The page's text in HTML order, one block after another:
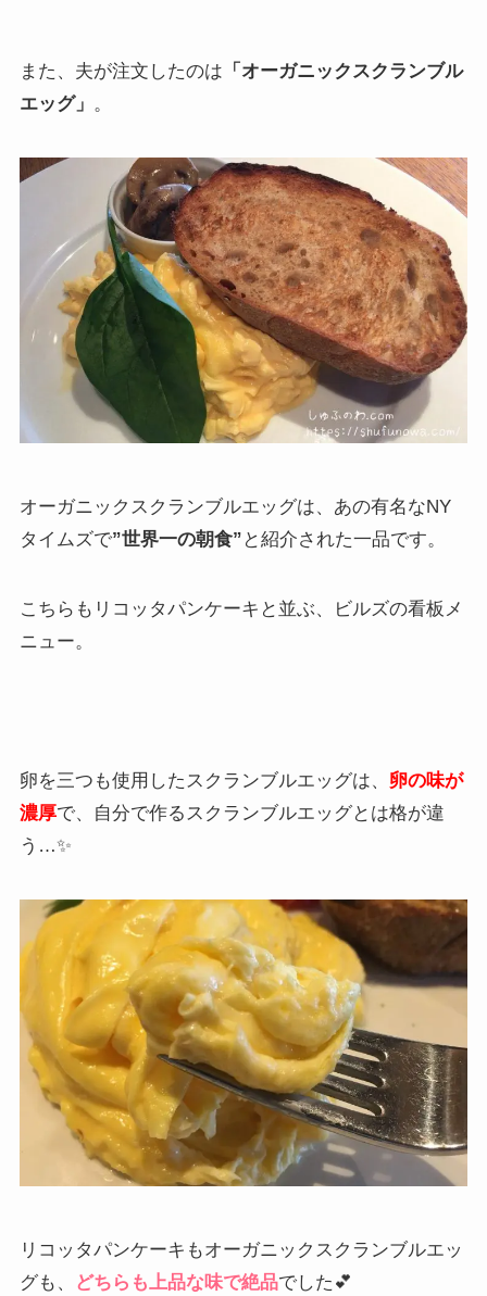
また、夫が注文したのは 「オーガニックスクランブル
エッグ」 。
オーガニックスクランブルエッグは、あの有名なNY
タイムズで”世界一の朝食” と紹介された一品です。
こちらもリコッタパンケーキと並ぶ、ビルズの看板メ
ニュー。
卵を三つも使用したスクランブルエッグは、 卵の味が
濃厚で、自分で作るスクランブルエッグとは格が違
う…✨
リコッタパンケーキもオーガニックスクランブルエッ
グも、
どちらも上品な味で絶品でした💕